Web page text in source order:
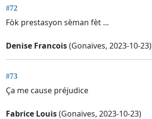
#72
Fòk prestasyon sèman fèt ...
Denise Francois(Gonaïves, 2023-10-23)
#73
Ça me cause préjudice
Fabrice Louis(Gonaïves, 2023-10-23)